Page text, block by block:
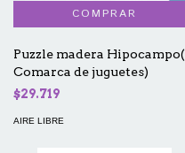
Puzzle madera Hipocampo(
Comarca de juguetes)
$29.719
AIRE LIBRE